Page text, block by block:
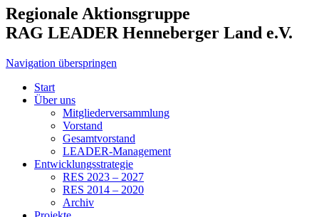
Regionale Aktionsgruppe
RAG LEADER Henneberger Land e.V.
Navigation überspringen
Start
Über uns
Mitgliederversammlung
Vorstand
Gesamtvorstand
LEADER-Management
Entwicklungsstrategie
RES 2023 – 2027
RES 2014 – 2020
Archiv